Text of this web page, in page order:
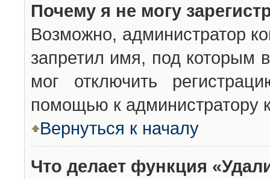
Почему я не могу
Возможно, администратор
запретил имя, под которым
мог отключить
помощью к администратору
Вернуться к началу
Что делает функция